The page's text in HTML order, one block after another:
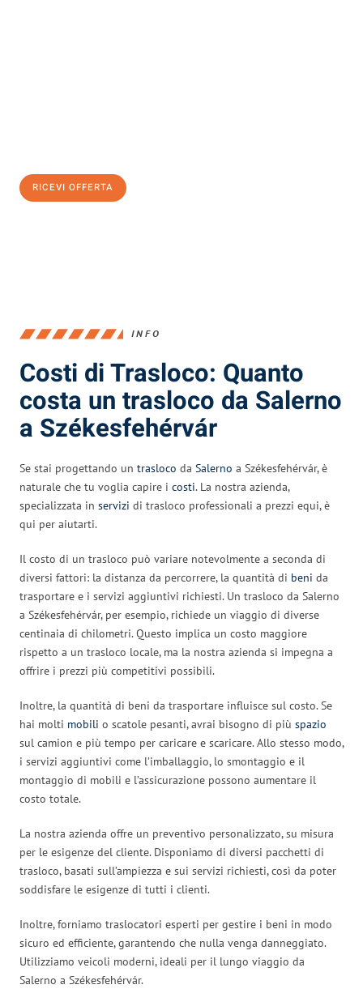
RICEVI OFFERTA
INFO
Costi di Trasloco: Quanto
costa un trasloco da Salerno
a Székesfehérvár
Se stai progettando un trasloco da Salerno a Székesfehérvár, è
naturale che tu voglia capire i costi. La nostra azienda,
specializzata in servizi di trasloco professionali a prezzi equi, è
qui per aiutarti.
Il costo di un trasloco può variare notevolmente a seconda di
diversi fattori: la distanza da percorrere, la quantità di beni da
trasportare e i servizi aggiuntivi richiesti. Un trasloco da Salerno
a Székesfehérvár, per esempio, richiede un viaggio di diverse
centinaia di chilometri. Questo implica un costo maggiore
rispetto a un trasloco locale, ma la nostra azienda si impegna a
offrire i prezzi più competitivi possibili.
Inoltre, la quantità di beni da trasportare influisce sul costo. Se
hai molti mobili o scatole pesanti, avrai bisogno di più spazio
sul camion e più tempo per caricare e scaricare. Allo stesso modo,
i servizi aggiuntivi come l’imballaggio, lo smontaggio e il
montaggio di mobili e l’assicurazione possono aumentare il
costo totale.
La nostra azienda offre un preventivo personalizzato, su misura
per le esigenze del cliente. Disponiamo di diversi pacchetti di
trasloco, basati sull’ampiezza e sui servizi richiesti, così da poter
soddisfare le esigenze di tutti i clienti.
Inoltre, forniamo traslocatori esperti per gestire i beni in modo
sicuro ed efficiente, garantendo che nulla venga danneggiato.
Utilizziamo veicoli moderni, ideali per il lungo viaggio da
Salerno a Székesfehérvár.